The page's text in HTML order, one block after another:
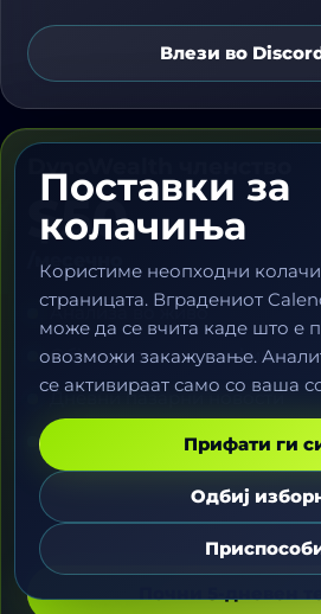
Влези во
DynoWealth членство
$50
/месечно
Анализа во живо
Објаснувања на графици
Дневни пазарни новости
Едукација за ризик
Почни 5-дневен
Поставки за
колачиња
Користиме неопходни
страницата. Вградениот
може да се вчита каде што е
овозможи закажување.
се активираат само со ваша
Прифати ги
Одбиј